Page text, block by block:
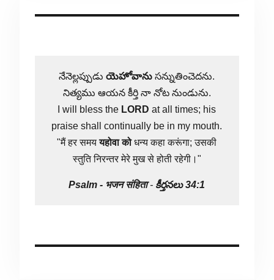
నేనెల్లప్పుడుయెహోవాను సన్నుతించెదను.
నిత్యము ఆయన కీర్తి నా నోట నుండును.
I will bless the LORD at all times; his
praise shall continually be in my mouth.
"मैं हर समययहोवा कोधन्य कहा करूंगा; उसकी
स्तुति निरन्तर मेरे मुख से होती रहेगी।"
Psalm - भजन संहिता- కీర్తనలు 34:1